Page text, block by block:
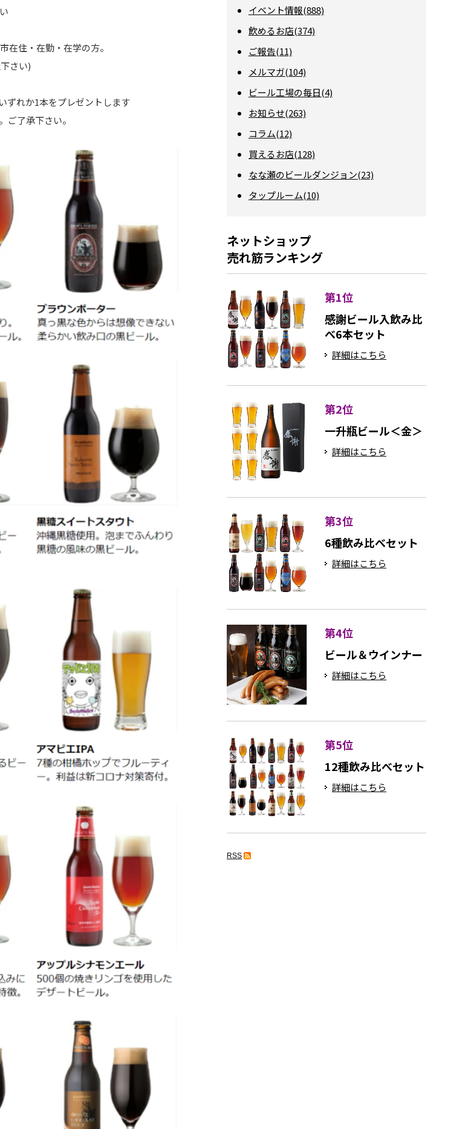
在住・在勤・在学の方。
さい)
ずれか1本をプレゼントします
了承下さい。
イベント情報(888)
飲めるお店(374)
ご報告(11)
メルマガ(104)
ビール工場の毎日(4)
お知らせ(263)
コラム(12)
買えるお店(128)
なな瀬のビールダンジョン(23)
タップルーム(10)
ネットショップ
売れ筋ランキング
第1位
感謝ビール入飲み比
べ6本セット
詳細はこちら
第2位
一升瓶ビール＜金＞
詳細はこちら
第3位
6種飲み比べセット
詳細はこちら
第4位
ビール＆ウインナー
詳細はこちら
第5位
12種飲み比べセット
詳細はこちら
RSS